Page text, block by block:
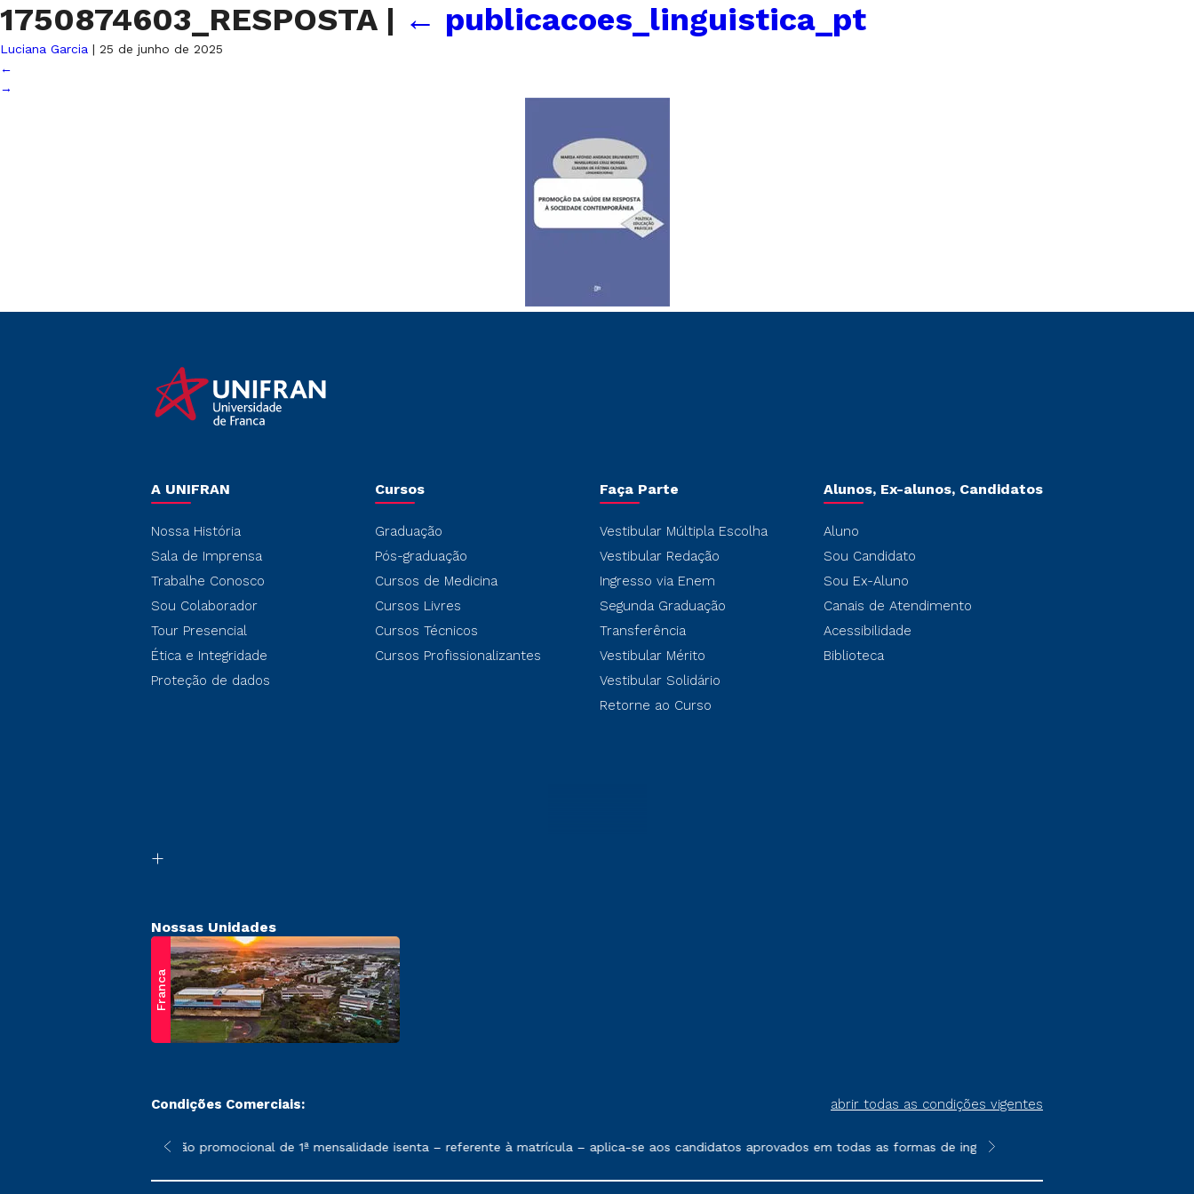
1750874603_RESPOSTA | ← publicacoes_linguistica_pt
Luciana Garcia | 25 de junho de 2025
←
→
A UNIFRAN
Nossa História
Sala de Imprensa
Trabalhe Conosco
Sou Colaborador
Tour Presencial
Ética e Integridade
Proteção de dados
Cursos
Graduação
Pós-graduação
Cursos de Medicina
Cursos Livres
Cursos Técnicos
Cursos Profissionalizantes
Faça Parte
Vestibular Múltipla Escolha
Vestibular Redação
Ingresso via Enem
Segunda Graduação
Transferência
Vestibular Mérito
Vestibular Solidário
Retorne ao Curso
Alunos, Ex-alunos, Candidatos
Aluno
Sou Candidato
Sou Ex-Aluno
Canais de Atendimento
Acessibilidade
Biblioteca
Nossas Unidades
Franca
Condições Comerciais: abrir todas as condições vigentes
sofrer alterações nos períodos de rematrícula conforme exposto no contrato de prestação de serviços
*A condição promocional de 1ª mensalidade isenta – referente à matrícula – aplica-se aos candidatos aprovados em todas as formas de ingresso, exceto na prova on-line
**Semipresencial é um formato do